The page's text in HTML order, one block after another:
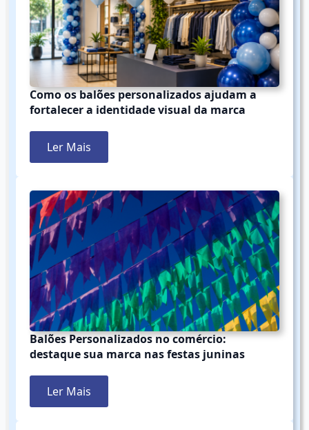
Como os balões personalizados ajudam a
fortalecer a identidade visual da marca
Ler Mais
Balões Personalizados no comércio:
destaque sua marca nas festas juninas
Ler Mais